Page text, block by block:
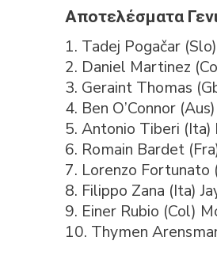
Αποτελέσματα
1. Tadej Pogačar
2. Daniel Martinez
3. Geraint Thomas
4. Ben O’Connor
5. Antonio Tiberi (Ita)
6. Romain Bardet
7. Lorenzo Fortunato
8. Filippo Zana (Ita)
9. Einer Rubio (Col)
10. Thymen